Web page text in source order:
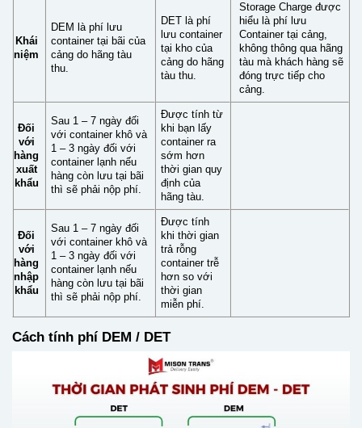
Khái
niệm
DEM là phí lưu
container tại bãi của
cảng do hãng tàu
thu.
DET là phí
lưu container
tại kho của
cảng do hãng
tàu thu.
Storage Charge được
hiểu là phí lưu
Container tại cảng,
không thông qua hãng
tàu mà khách hàng sẽ
đóng trực tiếp cho
cảng.
Đối
với
hàng
xuất
khẩu
Sau 1 – 7 ngày đối
với container khô và
1 – 3 ngày đối với
container lạnh nếu
hàng còn lưu tại bãi
thì sẽ phải nộp phí.
Được tính từ
khi bạn lấy
container ra
sớm hơn
thời gian quy
định của
hãng tàu.
Đối
với
hàng
nhập
khẩu
Sau 1 – 7 ngày đối
với container khô và
1 – 3 ngày đối với
container lạnh nếu
hàng còn lưu tại bãi
thì sẽ phải nộp phí.
Được tính
khi thời gian
trả rỗng
container trễ
hơn so với
thời gian
miễn phí.
Cách tính phí DEM / DET